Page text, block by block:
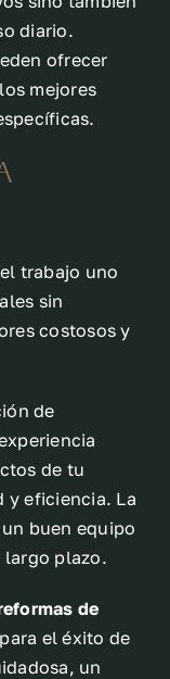
diario.
ofrecer
mejores
trabajo uno
sin
costosos y
de
de tu
y eficiencia. La
buen equipo
largo plazo.
de
el éxito de
un